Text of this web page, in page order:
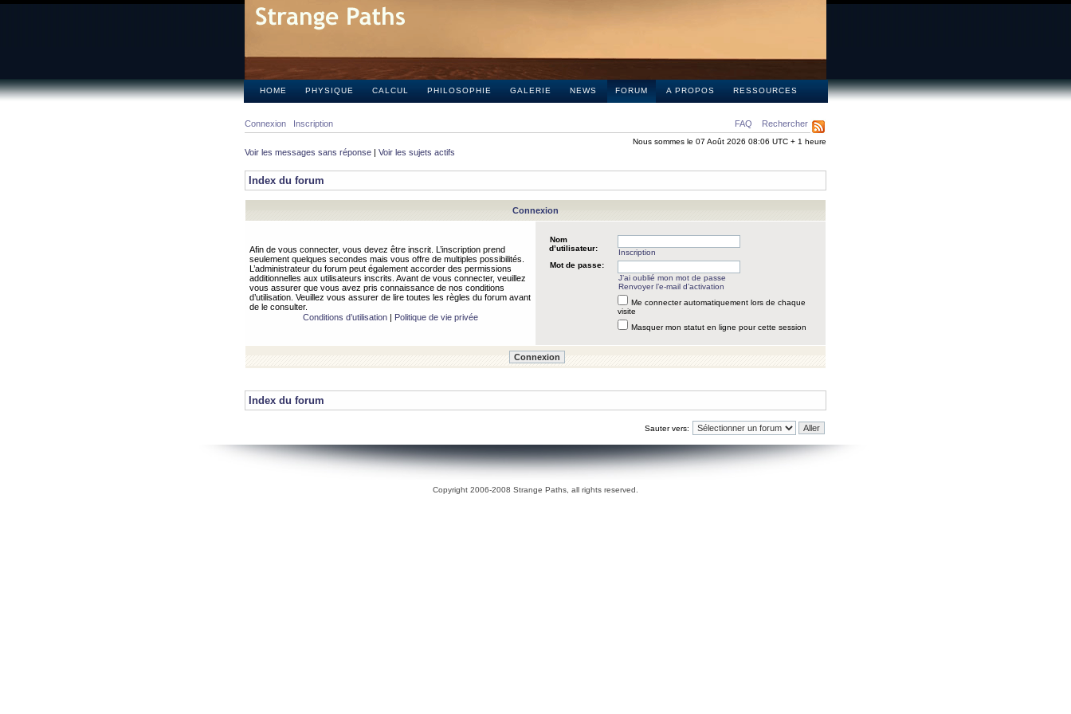
HOME PHYSIQUE CALCUL PHILOSOPHIE GALERIE NEWS FORUM A PROPOS RESSOURCES
FAQ Rechercher
Connexion Inscription
Nous sommes le 07 Août 2026 08:06 UTC + 1 heure
Voir les messages sans réponse | Voir les sujets actifs
Index du forum
Connexion
Afin de vous connecter, vous devez être inscrit. L’inscription prend
seulement quelques secondes mais vous offre de multiples possibilités.
L’administrateur du forum peut également accorder des permissions
additionnelles aux utilisateurs inscrits. Avant de vous connecter, veuillez
vous assurer que vous avez pris connaissance de nos conditions
d’utilisation. Veuillez vous assurer de lire toutes les règles du forum avant
de le consulter.
Conditions d’utilisation| Politique de vie privée
Nom
d’utilisateur:
Inscription
Mot de passe:
J’ai oublié mon mot de passe
Renvoyer l’e-mail d’activation
Me connecter automatiquement lors de chaque
visite
Masquer mon statut en ligne pour cette session
Index du forum
Sauter vers:
Copyright 2006-2008 Strange Paths, all rights reserved.